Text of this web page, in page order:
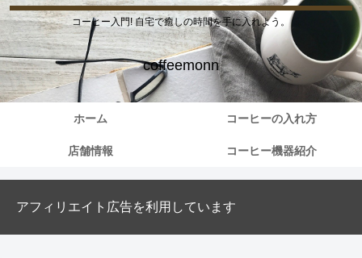
コーヒー入門! 自宅で癒しの時間を手に入れよう。
coffeemonn
ホーム コーヒーの入れ方
店舗情報 コーヒー機器紹介
アフィリエイト広告を利用しています